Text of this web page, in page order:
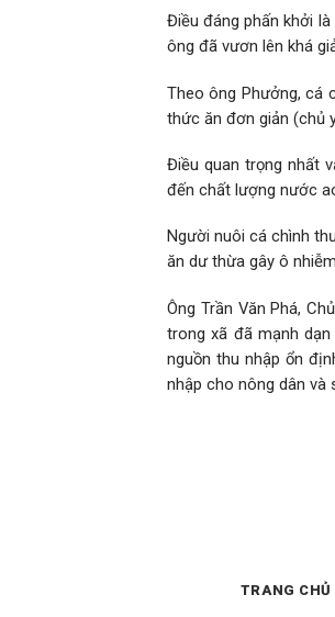
Điều đáng phấn khởi
ông đã vươn lên khá
Theo ông Phưởng, cá
thức ăn đơn giản (chủ
Điều quan trọng nhất
đến chất lượng nước
Người nuôi cá chình
ăn dư thừa gây ô
Ông Trần Văn Phá,
trong xã đã mạnh
nguồn thu nhập ổn
nhập cho nông dân và
TRANG CHỦ